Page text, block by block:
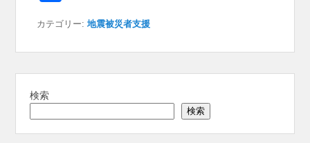
e
b
o
o
k
a
d
s
s
A
p
p
n
g
er
a
m
有
カテゴリー: 地震被災者支援
検索
検索